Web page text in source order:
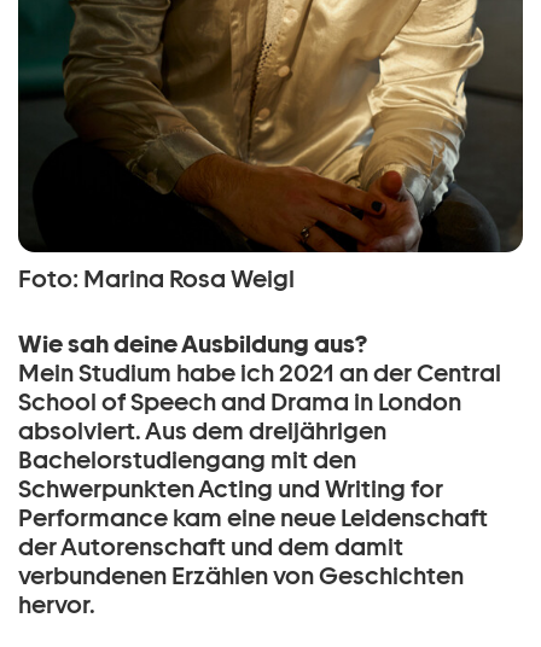
Foto: Marina Rosa Weigl
Wie sah deine Ausbildung aus?
Mein Studium habe ich 2021 an der Central
School of Speech and Drama in London
absolviert. Aus dem dreijährigen
Bachelorstudiengang mit den
Schwerpunkten Acting und Writing for
Performance kam eine neue Leidenschaft
der Autorenschaft und dem damit
verbundenen Erzählen von Geschichten
hervor.